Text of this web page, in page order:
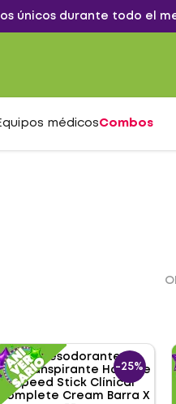
únicos durante todo el
médicosCombos
-25%